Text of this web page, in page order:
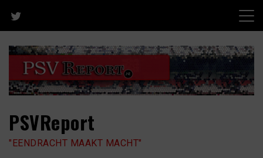
content
PSVReport
"EENDRACHT MAAKT MACHT"